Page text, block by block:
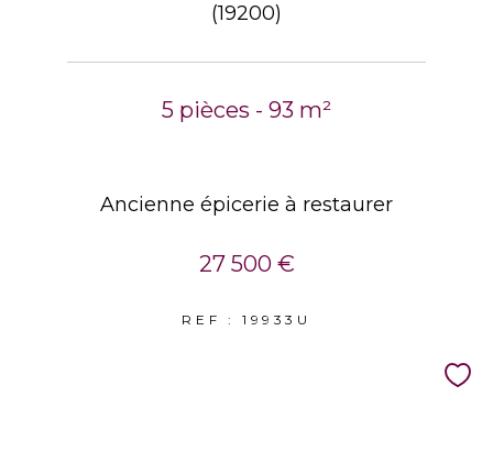
(19200)
5 pièces - 93 m²
Ancienne épicerie à restaurer
27 500 €
REF : 19933U